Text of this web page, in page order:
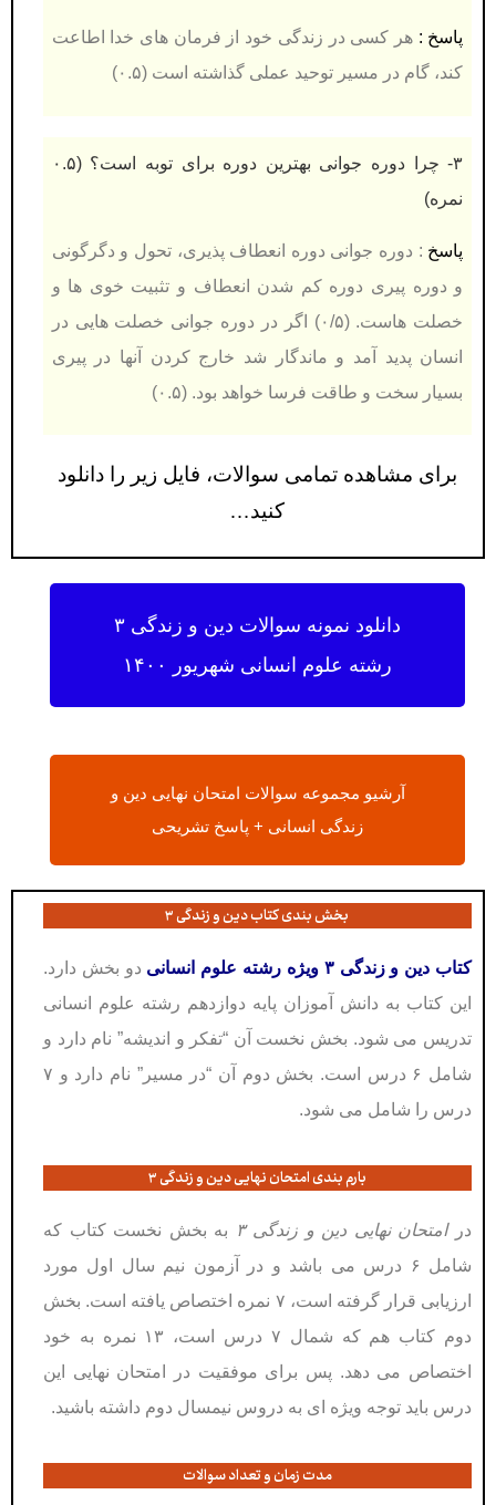
پاسخ : هر کسی در زندگی خود از فرمان های خدا اطاعت
کند، گام در مسیر توحید عملی گذاشته است (۰.۵)
۳- چرا دوره جوانی بهترین دوره برای توبه است؟
(۰.۵
نمره)
پاسخ : دوره جوانی دوره انعطاف پذیری، تحول و دگرگونی
و دوره پیری دوره کم شدن انعطاف و تثبیت خوی ها و
خصلت هاست. (۰/۵) اگر در دوره جوانی خصلت هایی در
انسان پدید آمد و ماندگار شد خارج کردن آنها در پیری
بسیار سخت و طاقت فرسا خواهد بود. (۰.۵)
برای مشاهده تمامی سوالات، فایل زیر را دانلود
کنید…
دانلود نمونه سوالات دین و زندگی ۳
رشته علوم انسانی شهریور ۱۴۰۰
آرشیو مجموعه سوالات امتحان نهایی دین و
زندگی انسانی + پاسخ تشریحی
بخش بندی کتاب دین و زندگی ۳
کتاب دین و زندگی ۳ ویژه رشته علوم انسانی
دو بخش دارد.
این کتاب به دانش آموزان پایه دوازدهم رشته علوم انسانی
تدریس می شود. بخش نخست آن “تفکر و اندیشه” نام دارد و
شامل ۶ درس است. بخش دوم آن “در مسیر” نام دارد و ۷
درس را شامل می شود.
بارم بندی امتحان نهایی دین و زندگی ۳
در امتحان نهایی دین و زندگی ۳
به بخش نخست کتاب که
شامل ۶ درس می باشد و در آزمون نیم سال اول مورد
ارزیابی قرار گرفته است، ۷ نمره اختصاص یافته است. بخش
دوم کتاب هم که شمال ۷ درس است، ۱۳ نمره به خود
اختصاص می دهد. پس برای موفقیت در امتحان نهایی این
درس باید توجه ویژه ای به دروس نیمسال دوم داشته باشید.
مدت زمان و تعداد سوالات